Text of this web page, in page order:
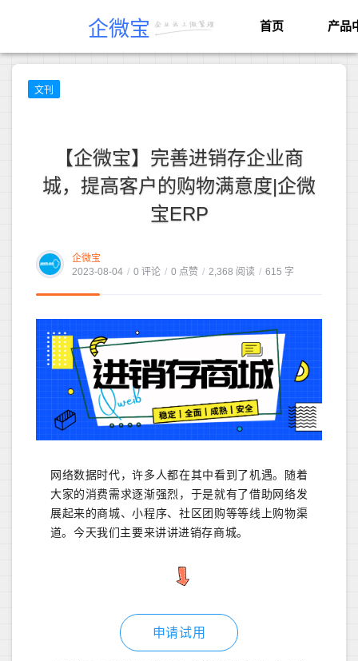
企微宝 首页 产品
文刊
【企微宝】完善进销存企业商
城，提高客户的购物满意度|企微
宝ERP
企微宝
2023-08-04 / 0 评论 / 0 点赞 / 2,368 阅读 / 615 字
网络数据时代，许多人都在其中看到了机遇。随着
大家的消费需求逐渐强烈，于是就有了借助网络发
展起来的商城、小程序、社区团购等等线上购物渠
道。今天我们主要来讲讲进销存商城。
申请试用